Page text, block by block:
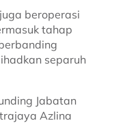
beroperasi
tahap
separuh
Jabatan
Azlina